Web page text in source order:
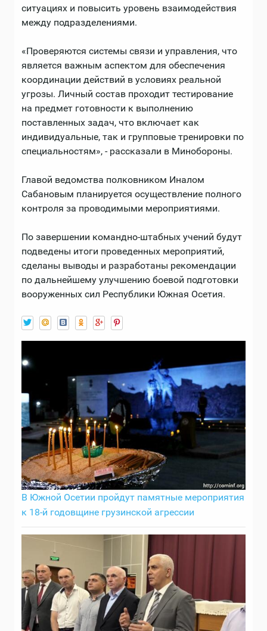
ситуациях и повысить уровень взаимодействия
между подразделениями.
«Проверяются системы связи и управления, что
является важным аспектом для обеспечения
координации действий в условиях реальной
угрозы. Личный состав проходит тестирование
на предмет готовности к выполнению
поставленных задач, что включает как
индивидуальные, так и групповые тренировки по
специальностям», - рассказали в Минобороны.
Главой ведомства полковником Иналом
Сабановым планируется осуществление полного
контроля за проводимыми мероприятиями.
По завершении командно-штабных учений будут
подведены итоги проведенных мероприятий,
сделаны выводы и разработаны рекомендации
по дальнейшему улучшению боевой подготовки
вооруженных сил Республики Южная Осетия.
В Южной Осетии пройдут памятные мероприятия
к 18-й годовщине грузинской агрессии